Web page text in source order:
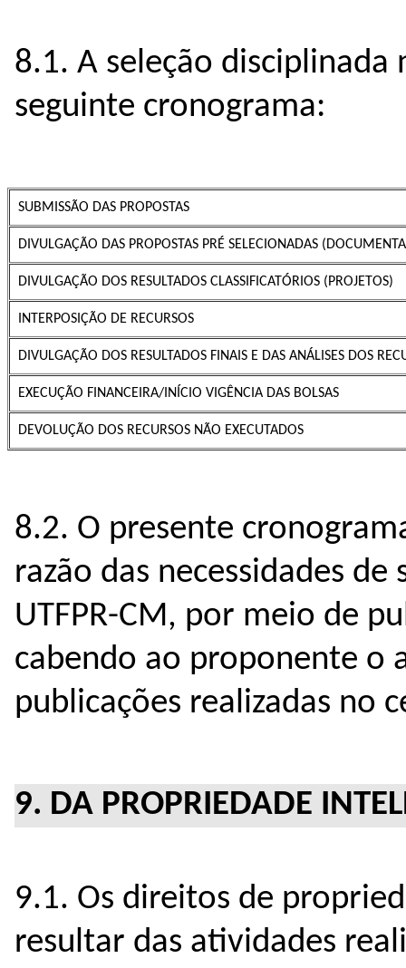
8.1. A seleção
seguinte cronograma:
SUBMISSÃO DAS PROPOSTAS
DIVULGAÇÃO DAS PROPOSTAS PRÉ SELECIONADAS
DIVULGAÇÃO DOS RESULTADOS CLASSIFICATÓRIOS (PROJETOS)
INTERPOSIÇÃO DE RECURSOS
DIVULGAÇÃO DOS RESULTADOS FINAIS E DAS ANÁLISES DOS
EXECUÇÃO FINANCEIRA/INÍCIO VIGÊNCIA DAS BOLSAS
DEVOLUÇÃO DOS RECURSOS NÃO EXECUTADOS
8.2. O presente
razão das necessidades
UTFPR-CM, por meio de
cabendo ao proponente o
publicações realizadas no
9. DA PROPRIEDADE
9.1. Os direitos de
resultar das atividades